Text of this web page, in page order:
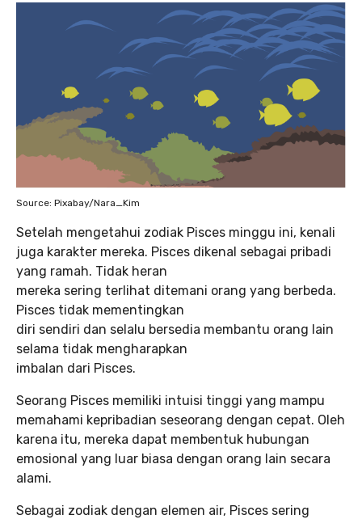
Source: Pixabay/Nara_Kim
Setelah mengetahui zodiak Pisces minggu ini, kenali
juga karakter mereka. Pisces dikenal sebagai pribadi
yang ramah. Tidak heran
mereka sering terlihat ditemani orang yang berbeda.
Pisces tidak mementingkan
diri sendiri dan selalu bersedia membantu orang lain
selama tidak mengharapkan
imbalan dari Pisces.
Seorang Pisces memiliki intuisi tinggi yang mampu
memahami kepribadian seseorang dengan cepat. Oleh
karena itu, mereka dapat membentuk hubungan
emosional yang luar biasa dengan orang lain secara
alami.
Sebagai zodiak dengan elemen air, Pisces sering